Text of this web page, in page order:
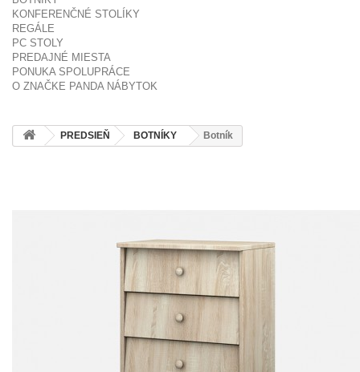
KONFERENČNÉ STOLÍKY
REGÁLE
PC STOLY
PREDAJNÉ MIESTA
PONUKA SPOLUPRÁCE
O ZNAČKE PANDA NÁBYTOK
PREDSIEŇ BOTNÍKY Botník